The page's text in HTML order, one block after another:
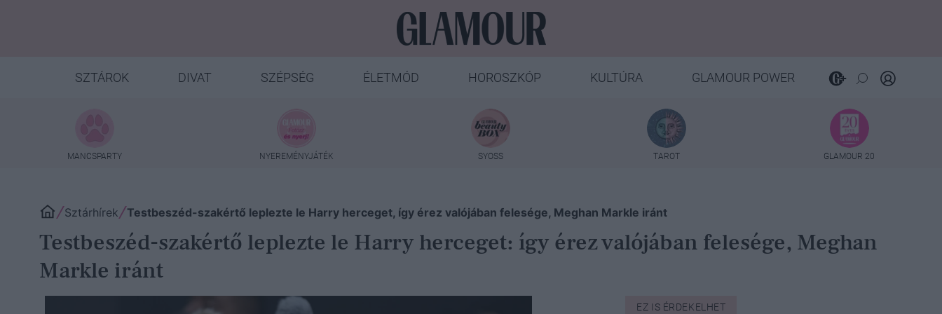
SZTÁROK DIVAT SZÉPSÉG ÉLETMÓD HOROSZKÓP KULTÚRA GLAMOUR POWER
MANCSPARTY NYEREMÉNYJÁTÉK SYOSS TAROT GLAMOUR 20
Sztárhírek Testbeszéd-szakértő leplezte le Harry herceget, így érez valójában felesége, Meghan Markle iránt
Testbeszéd-szakértő leplezte le Harry herceget: így érez valójában felesége, Meghan
Markle iránt
EZ IS ÉRDEKELHET